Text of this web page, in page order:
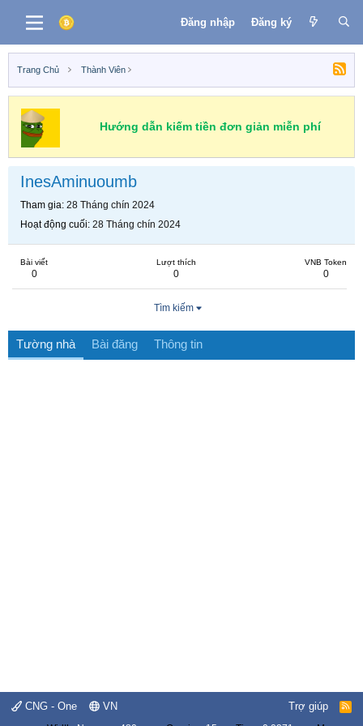
Đăng nhập Đăng ký
Trang Chủ Thành Viên
Hướng dẫn kiếm tiền đơn giản miễn phí
InesAminuoumb
Tham gia 28 Tháng chín 2024
Hoạt động cuối 28 Tháng chín 2024
Bài viết
0
Lượt thích
0
VNB Token
0
Tìm kiếm
Tường nhà Bài đăng Thông tin
CNG - One VN Trợ giúp
R